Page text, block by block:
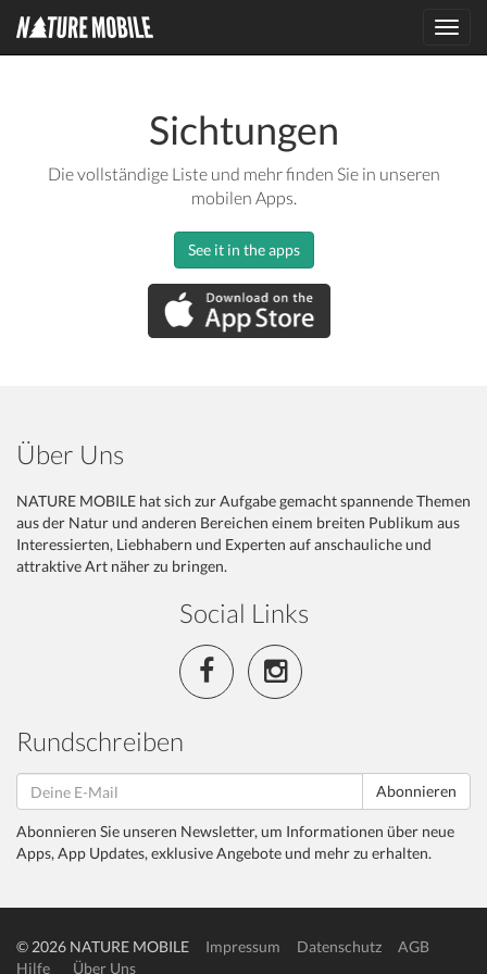
Sichtungen
Die vollständige Liste und mehr finden Sie in unseren
mobilen Apps.
See it in the apps
Über Uns
NATURE MOBILE hat sich zur Aufgabe gemacht spannende Themen
aus der Natur und anderen Bereichen einem breiten Publikum aus
Interessierten, Liebhabern und Experten auf anschauliche und
attraktive Art näher zu bringen.
Social Links
Rundschreiben
Abonnieren
Abonnieren Sie unseren Newsletter, um Informationen über neue
Apps, App Updates, exklusive Angebote und mehr zu erhalten.
© 2026 NATURE MOBILE Impressum Datenschutz
AGB
Hilfe
Über Uns